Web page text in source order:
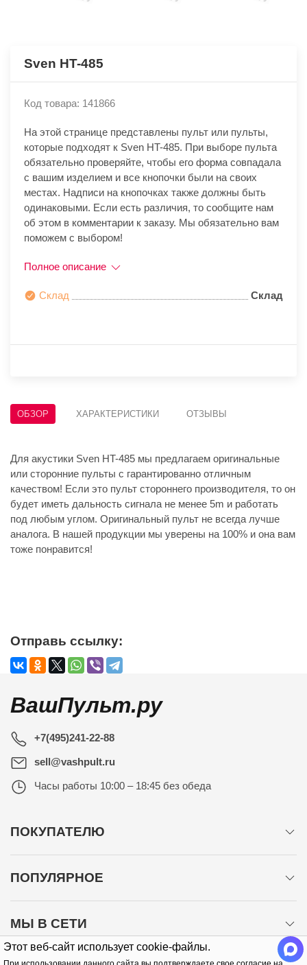
Этот веб-сайт использует cookie-файлы.
Sven HT-485
Код товара: 141866
На этой странице представлены пульт или пульты,
которые подходят к Sven HT-485. При выборе пульта
обязательно проверяйте, чтобы его форма совпадала
с вашим изделием и все кнопочки были на своих
местах. Надписи на кнопочках также должны быть
одинаковыми. Если есть различия, то сообщите нам
об этом в комментарии к заказу. Мы обязательно вам
поможем с выбором!
Полное описание
Склад Склад
ОБЗОР ХАРАКТЕРИСТИКИ ОТЗЫВЫ
Для акустики Sven HT-485 мы предлагаем оригинальные
или сторонние пульты с гарантированно отличным
качеством! Если это пульт стороннего производителя, то он
будет иметь дальность сигнала не менее 5m и работать
под любым углом. Оригинальный пульт не всегда лучше
аналога. В нашей продукции мы уверены на 100% и она вам
тоже понравится!
Отправь ссылку:
ВашПульт.ру
+7(495)241-22-88
sell@vashpult.ru
Часы работы 10:00 – 18:45 без обеда
ПОКУПАТЕЛЮ
ПОПУЛЯРНОЕ
МЫ В СЕТИ